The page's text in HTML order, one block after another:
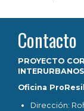
Contacto
PROYECTO
INTERURBANOS
Oficina
Dirección: